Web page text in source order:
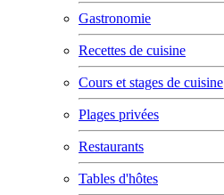
Gastronomie
Recettes de cuisine
Cours et stages de cuisine
Plages privées
Restaurants
Tables d'hôtes